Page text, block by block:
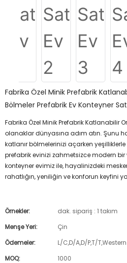
Fabrika Özel Minik Prefabrik
Bölmeler Prefabrik Ev Konteyner
Fabrika Özel Minik Prefabrik Katlanabilir
olanaklar dünyasına adım atın. Şunu
katlanır bölmelerinizi açarken
prefabrik evinizi zahmetsizce modern bir
konteyner evimiz ile, hayalinizdeki
rahatlığın, yeniliğin ve konforun keyfini
Örnekler:
dak. sipariş : 1 takım
Menşe Yeri:
Çin
Ödemeler:
L/C,D/A,D/P,T/
MOQ:
1000